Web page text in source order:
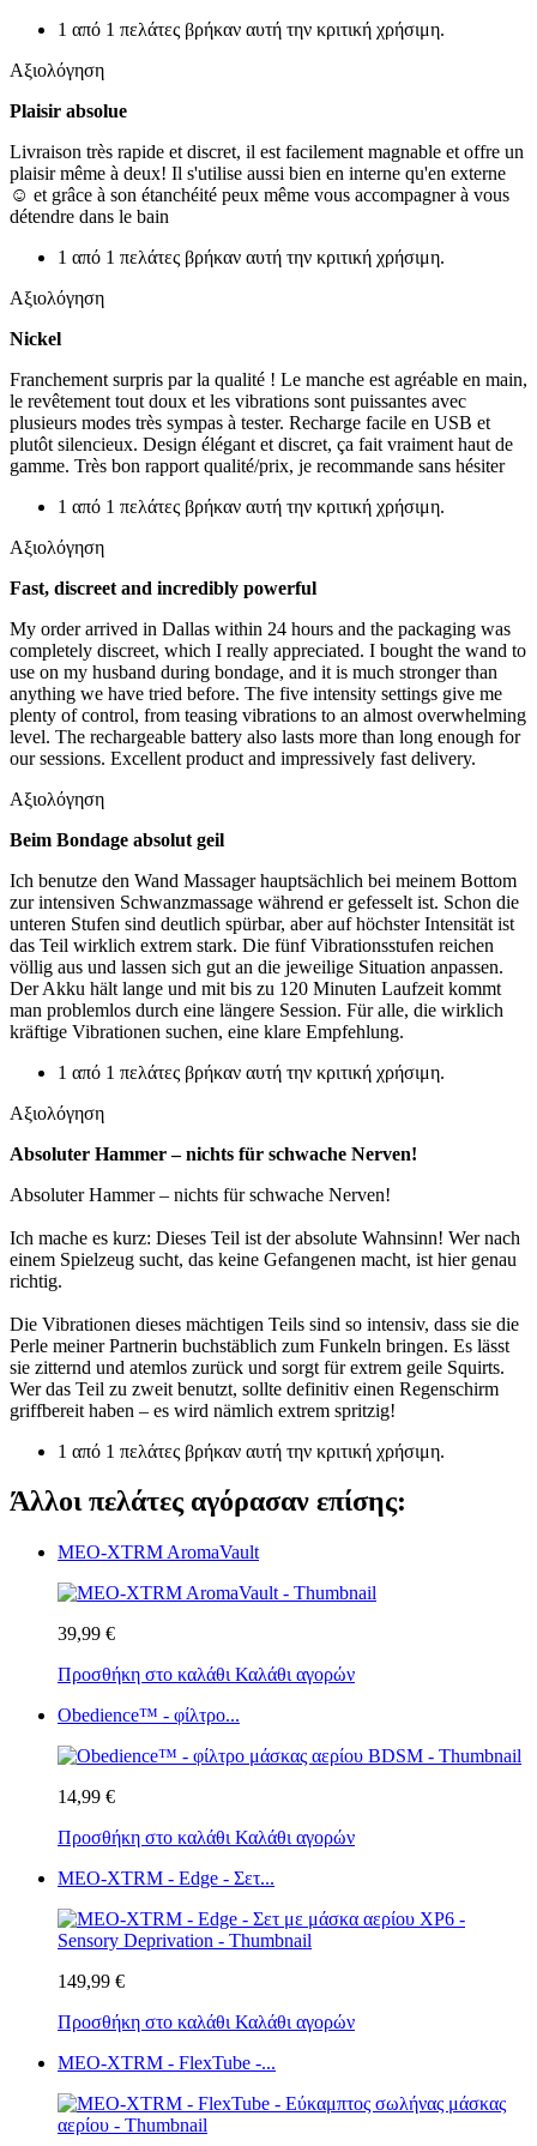
1 από 1 πελάτες βρήκαν αυτή την κριτική χρήσιμη.
Αξιολόγηση
Plaisir absolue
Livraison très rapide et discret, il est facilement magnable et offre un
plaisir même à deux! Il s'utilise aussi bien en interne qu'en externe
☺️ et grâce à son étanchéité peux même vous accompagner à vous
détendre dans le bain
1 από 1 πελάτες βρήκαν αυτή την κριτική χρήσιμη.
Αξιολόγηση
Nickel
Franchement surpris par la qualité ! Le manche est agréable en main,
le revêtement tout doux et les vibrations sont puissantes avec
plusieurs modes très sympas à tester. Recharge facile en USB et
plutôt silencieux. Design élégant et discret, ça fait vraiment haut de
gamme. Très bon rapport qualité/prix, je recommande sans hésiter
1 από 1 πελάτες βρήκαν αυτή την κριτική χρήσιμη.
Αξιολόγηση
Fast, discreet and incredibly powerful
My order arrived in Dallas within 24 hours and the packaging was
completely discreet, which I really appreciated. I bought the wand to
use on my husband during bondage, and it is much stronger than
anything we have tried before. The five intensity settings give me
plenty of control, from teasing vibrations to an almost overwhelming
level. The rechargeable battery also lasts more than long enough for
our sessions. Excellent product and impressively fast delivery.
Αξιολόγηση
Beim Bondage absolut geil
Ich benutze den Wand Massager hauptsächlich bei meinem Bottom
zur intensiven Schwanzmassage während er gefesselt ist. Schon die
unteren Stufen sind deutlich spürbar, aber auf höchster Intensität ist
das Teil wirklich extrem stark. Die fünf Vibrationsstufen reichen
völlig aus und lassen sich gut an die jeweilige Situation anpassen.
Der Akku hält lange und mit bis zu 120 Minuten Laufzeit kommt
man problemlos durch eine längere Session. Für alle, die wirklich
kräftige Vibrationen suchen, eine klare Empfehlung.
1 από 1 πελάτες βρήκαν αυτή την κριτική χρήσιμη.
Αξιολόγηση
Absoluter Hammer – nichts für schwache Nerven!
Absoluter Hammer – nichts für schwache Nerven!
Ich mache es kurz: Dieses Teil ist der absolute Wahnsinn! Wer nach
einem Spielzeug sucht, das keine Gefangenen macht, ist hier genau
richtig.
Die Vibrationen dieses mächtigen Teils sind so intensiv, dass sie die
Perle meiner Partnerin buchstäblich zum Funkeln bringen. Es lässt
sie zitternd und atemlos zurück und sorgt für extrem geile Squirts.
Wer das Teil zu zweit benutzt, sollte definitiv einen Regenschirm
griffbereit haben – es wird nämlich extrem spritzig!
1 από 1 πελάτες βρήκαν αυτή την κριτική χρήσιμη.
Άλλοι πελάτες αγόρασαν επίσης:
MEO-XTRM AromaVault
39,99 €
Προσθήκη στο καλάθι Καλάθι αγορών
Obedience™ - φίλτρο...
14,99 €
Προσθήκη στο καλάθι Καλάθι αγορών
MEO-XTRM - Edge - Σετ...
149,99 €
Προσθήκη στο καλάθι Καλάθι αγορών
MEO-XTRM - FlexTube -...